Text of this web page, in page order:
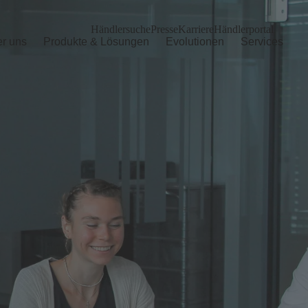
Produkte & Lösungen Evolutionen Services
HändlersuchePresseKarriere Händlerportal